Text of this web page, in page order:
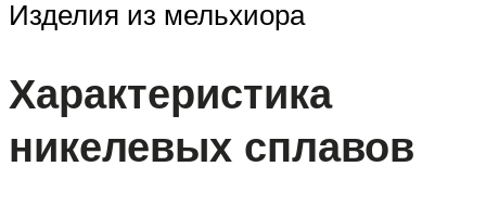
Изделия из мельхиора
Характеристика
никелевых сплавов